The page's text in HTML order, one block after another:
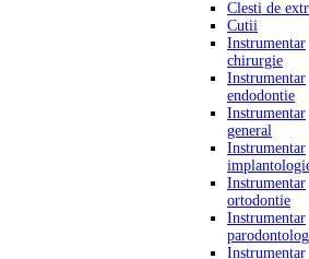
Clesti de
Cutii
Instrumentar
chirurgie
Instrumentar
endodontie
Instrumentar
general
Instrumentar
Instrumentar
ortodontie
Instrumentar
Instrumentar